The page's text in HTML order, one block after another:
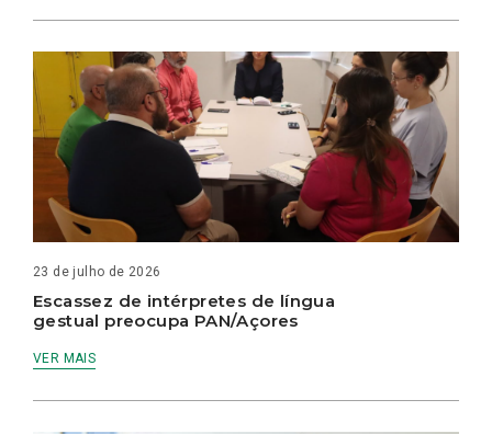
23 de julho de 2026
Escassez de intérpretes de língua
gestual preocupa PAN/Açores
VER MAIS